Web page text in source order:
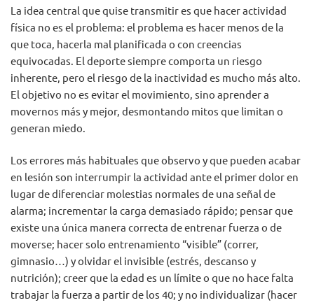
La idea central que quise transmitir es que hacer actividad
física no es el problema: el problema es hacer menos de la
que toca, hacerla mal planificada o con creencias
equivocadas. El deporte siempre comporta un riesgo
inherente, pero el riesgo de la inactividad es mucho más alto.
El objetivo no es evitar el movimiento, sino aprender a
movernos más y mejor, desmontando mitos que limitan o
generan miedo.
Los errores más habituales que observo y que pueden acabar
en lesión son interrumpir la actividad ante el primer dolor en
lugar de diferenciar molestias normales de una señal de
alarma; incrementar la carga demasiado rápido; pensar que
existe una única manera correcta de entrenar fuerza o de
moverse; hacer solo entrenamiento “visible” (correr,
gimnasio…) y olvidar el invisible (estrés, descanso y
nutrición); creer que la edad es un límite o que no hace falta
trabajar la fuerza a partir de los 40; y no individualizar (hacer